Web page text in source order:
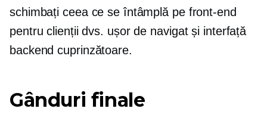
schimbați ceea ce se întâmplă pe front-end
pentru clienții dvs. ușor de navigatși interfață
backend cuprinzătoare.
Gânduri finale